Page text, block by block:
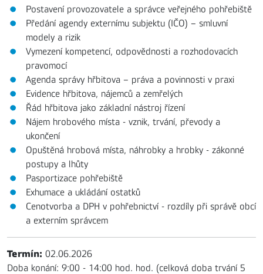
Postavení provozovatele a správce veřejného pohřebiště
Předání agendy externímu subjektu (IČO) – smluvní
modely a rizik
Vymezení kompetencí, odpovědnosti a rozhodovacích
pravomocí
Agenda správy hřbitova – práva a povinnosti v praxi
Evidence hřbitova, nájemců a zemřelých
Řád hřbitova jako základní nástroj řízení
Nájem hrobového místa - vznik, trvání, převody a
ukončení
Opuštěná hrobová místa, náhrobky a hrobky - zákonné
postupy a lhůty
Pasportizace pohřebiště
Exhumace a ukládání ostatků
Cenotvorba a DPH v pohřebnictví - rozdíly při správě obcí
a externím správcem
Termín: 02.06.2026
Doba konání: 9:00 - 14:00 hod. hod. (celková doba trvání 5